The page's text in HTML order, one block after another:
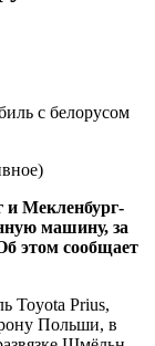
и Мекленбург-
машину, за
этом сообщает
Toyota Prius,
Польши, в